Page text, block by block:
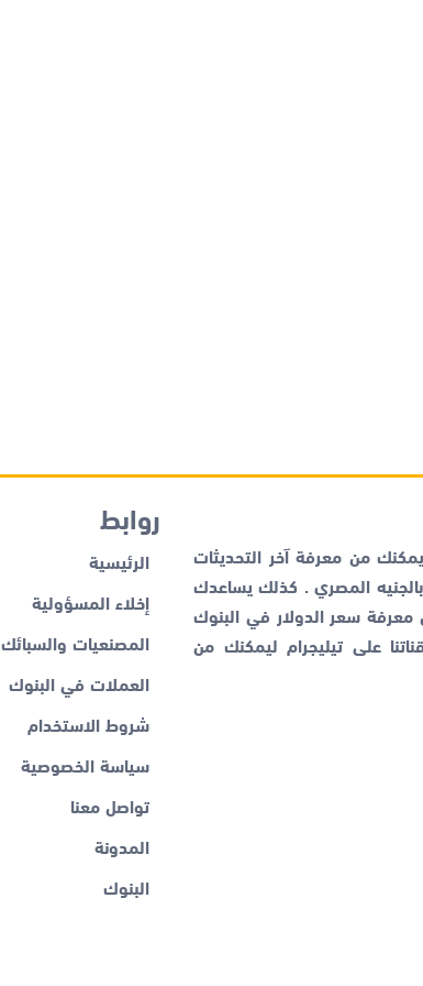
من معرفة آخر التحديثات
المصري . كذلك يساعدك
معرفة سعر الدولار في البنوك
على تيليجرام ليمكنك من
روابط
الرئيسية
إخلاء المسؤولية
المصنعيات والسبائك
العملات في البنوك
شروط الاستخدام
سياسة الخصوصية
تواصل معنا
المدونة
البنوك